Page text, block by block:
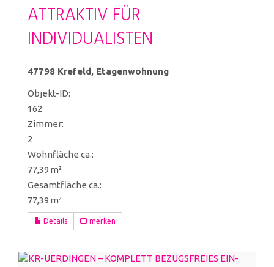
ATTRAKTIV FÜR
INDIVIDUALISTEN
47798 Krefeld, Etagenwohnung
Objekt-ID:
162
Zimmer:
2
Wohnfläche ca.:
77,39 m²
Gesamtfläche ca.:
77,39 m²
Details merken